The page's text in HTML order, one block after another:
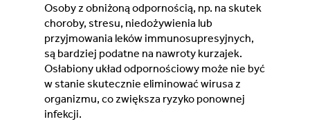
Osoby z obniżoną odpornością, np. na skutek
choroby, stresu, niedożywienia lub
przyjmowania leków immunosupresyjnych,
są bardziej podatne na nawroty kurzajek.
Osłabiony układ odpornościowy może nie być
w stanie skutecznie eliminować wirusa z
organizmu, co zwiększa ryzyko ponownej
infekcji.
Switzerland (French)
Switzerland (Italian)
United Arab Emirates (Arabic)
United Kingdom (English)